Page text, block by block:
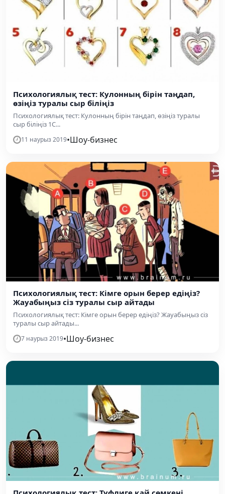
Психологиялық тест: Кулонның бірін таңдап,
өзіңіз туралы сыр біліңіз
Психологиялық тест: Кулонның бірін таңдап, өзіңіз туралы
сыр біліңіз 1С...
11 наурыз 2019•Шоу-бизнес
Психологиялық тест: Кімге орын берер едіңіз?
Жауабыңыз сіз туралы сыр айтады
Психологиялық тест: Кімге орын берер едіңіз? Жауабыңыз сіз
туралы сыр айтады...
7 наурыз 2019•Шоу-бизнес